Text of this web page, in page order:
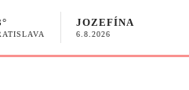
JOZEFÍNA
6.8.2026